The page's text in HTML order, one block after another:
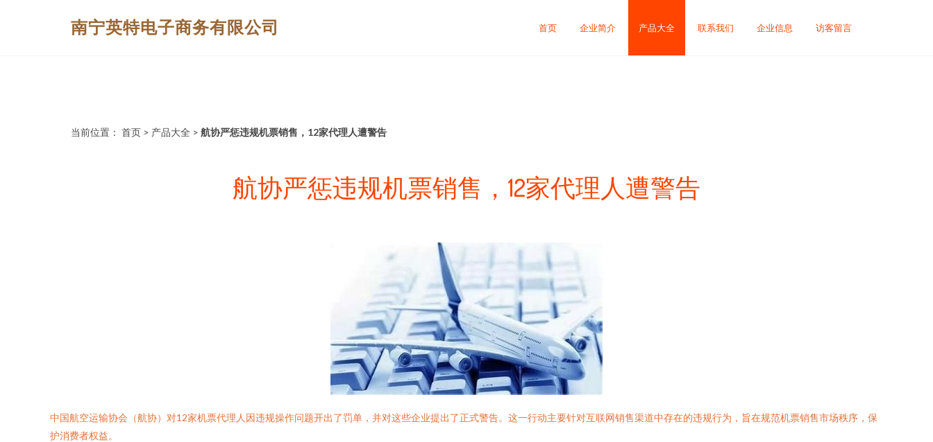
南宁英特电子商务有限公司 首页 企业简介 产品大全 联系我们 企业信息 访客留言
当前位置： 首页 > 产品大全 > 航协严惩违规机票销售，12家代理人遭警告
航协严惩违规机票销售，12家代理人遭警告
中国航空运输协会（航协）对12家机票代理人因违规操作问题开出了罚单，并对这些企业提出了正式警告。这一行动主要针对互联网销售渠道中存在的违规行为，旨在规范机票销售市场秩序，保
护消费者权益。